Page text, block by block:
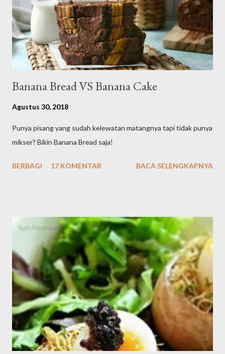
Banana Bread VS Banana Cake
Agustus 30, 2018
Punya pisang yang sudah kelewatan matangnya tapi tidak punya
mikser? Bikin Banana Bread saja!
BERBAGI 17 KOMENTAR BACA SELENGKAPNYA